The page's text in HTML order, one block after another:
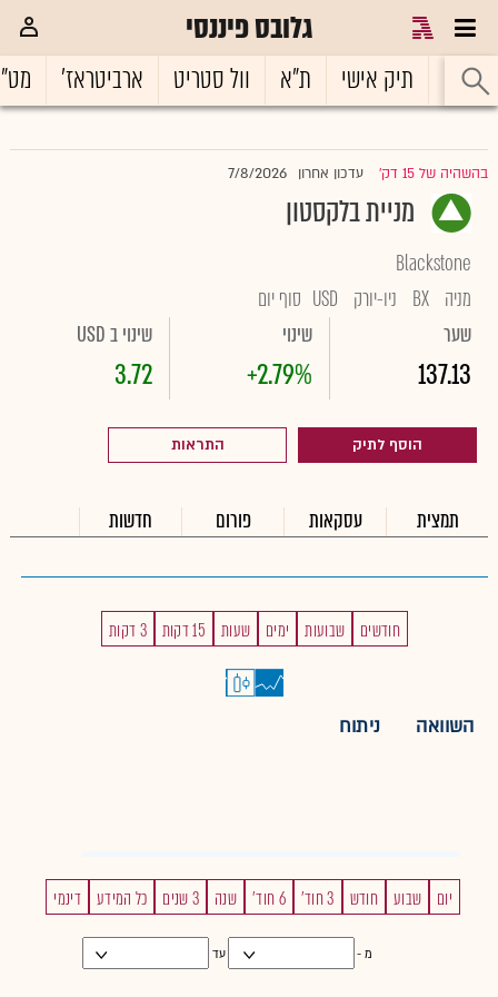
גלובס פיננסי
ראשי תיק אישי ת"א וול סטריט ארביטראז'
בהשהיה של 15 דק' עדכון אחרון 7/8/2026
מניית בלקסטון
Blackstone
מניה BX ניו-יורק USD סוף יום
שער
137.13
שינוי
+2.79%
שינוי ב USD
3.72
הוסף לתיק התראות
תמצית עסקאות פורום חדשות
חודשים שבועות ימים שעות 15 דקות 3 דקות
השוואה ניתוח
יום שבוע חודש 3 חוד' 6 חוד' שנה 3 שנים כל המידע דינמי
מ - עד